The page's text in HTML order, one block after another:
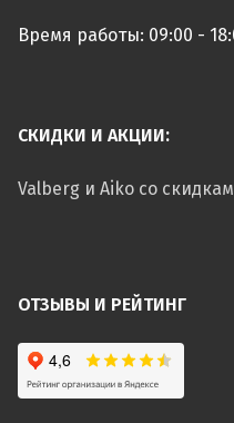
Время работы: 09:00 -
СКИДКИ И АКЦИИ:
Valberg и Aiko со
ОТЗЫВЫ И РЕЙТИНГ